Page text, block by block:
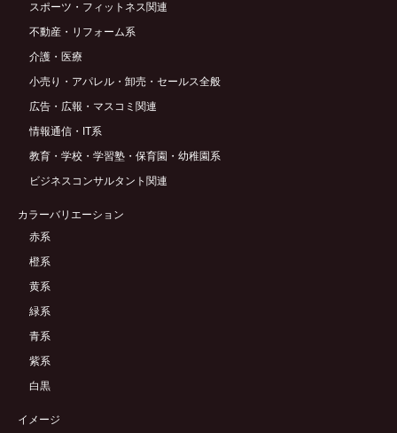
スポーツ・フィットネス関連
不動産・リフォーム系
介護・医療
小売り・アパレル・卸売・セールス全般
広告・広報・マスコミ関連
情報通信・IT系
教育・学校・学習塾・保育園・幼稚園系
ビジネスコンサルタント関連
カラーバリエーション
赤系
橙系
黄系
緑系
青系
紫系
白黒
イメージ